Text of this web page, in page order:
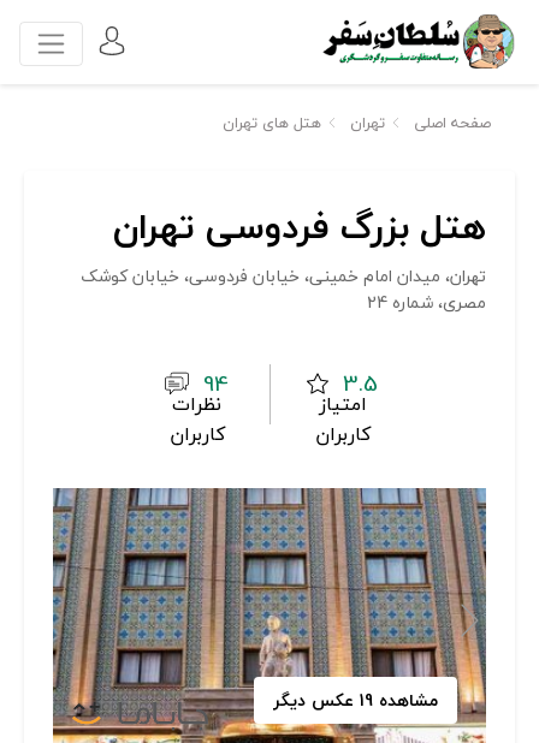
صفحه اصلی تهران هتل های تهران
هتل بزرگ فردوسی تهران
تهران، میدان امام خمینی، خیابان فردوسی، خیابان کوشک
مصری، شماره 24
3.5
امتیاز
کاربران
94
نظرات
کاربران
مشاهده 19 عکس دیگر